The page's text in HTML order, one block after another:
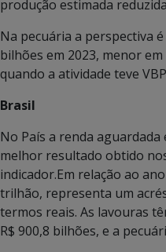
produção estimada
Na pecuária a perspectiva
bilhões em 2023, menor
quando a atividade teve
Brasil
No País a renda aguardada
melhor resultado obtido
indicador.Em relação ao
trilhão, representa um
termos reais. As lavouras
R$ 900,8 bilhões, e a